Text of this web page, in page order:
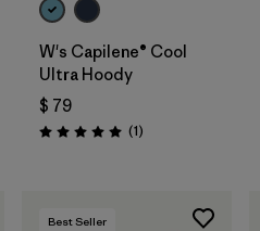
W's Capilene® Cool
Ultra Hoody
$ 79
Valoración: 5.0 / 5
(1Comentarios
)
Best Seller